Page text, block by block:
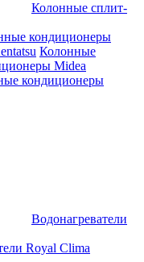
Колонные сплит-
кондиционеры
Колонные
Midea
кондиционеры
Водонагреватели
Royal Clima